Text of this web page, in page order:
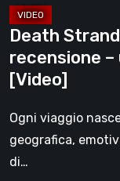
viaggio
oltre
il
viaggio
Death
recensione –
[Video]
Ogni viaggio
geografica,
di…